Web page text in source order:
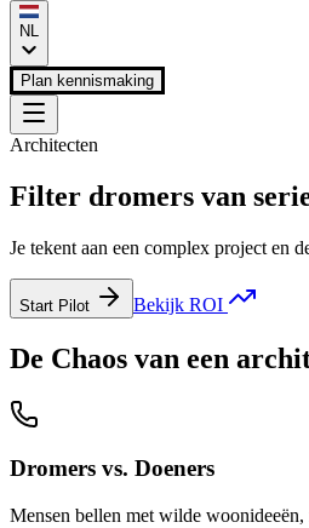
NL
Plan kennismaking
Architecten
Filter dromers van
Je tekent aan een complex project en
Start Pilot Bekijk ROI
De Chaos van een
Dromers vs. Doeners
Mensen bellen met wilde